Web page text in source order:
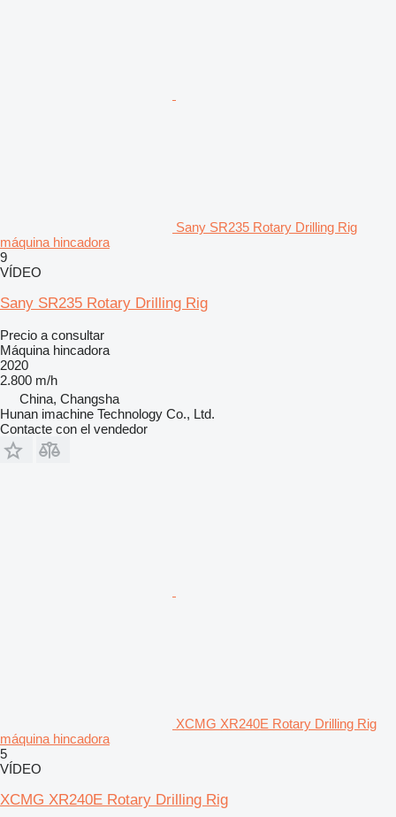
Sany SR235 Rotary Drilling Rig
máquina hincadora
9
VÍDEO
Sany SR235 Rotary Drilling Rig
Precio a consultar
Máquina hincadora
2020
2.800 m/h
China, Changsha
Hunan imachine Technology Co., Ltd.
Contacte con el vendedor
XCMG XR240E Rotary Drilling Rig
máquina hincadora
5
VÍDEO
XCMG XR240E Rotary Drilling Rig